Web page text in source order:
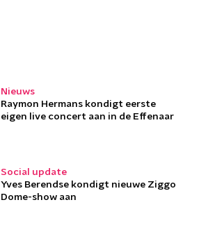
Nieuws
Raymon Hermans kondigt eerste
eigen live concert aan in de Effenaar
Social update
Yves Berendse kondigt nieuwe Ziggo
Dome-show aan